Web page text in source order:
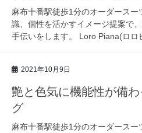
麻布十番駅徒歩1分のオーダース
識、個性を活かすイメージ提案で
手伝いをします。 Loro Piana(ロ
2021年10月9日
艶と色気に機能性が備
グ
麻布十番駅徒歩1分のオーダース